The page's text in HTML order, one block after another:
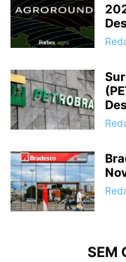
SEM